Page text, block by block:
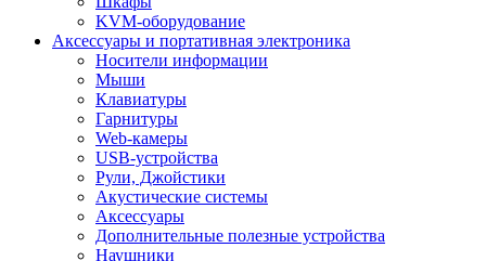
KVM-оборудование
Аксессуары и портативная электроника
Носители информации
Мыши
Клавиатуры
Гарнитуры
Web-камеры
USB-устройства
Рули, Джойстики
Акустические системы
Аксессуары
Дополнительные полезные устройства
Наушники